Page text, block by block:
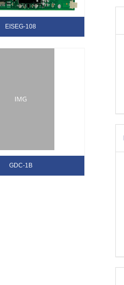
EISEG-108
GDC-1B